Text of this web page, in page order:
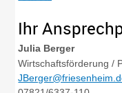
Ihr
Julia Berger
Wirtschaftsförderung /